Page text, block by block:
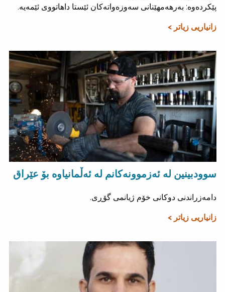
پێکردەوە: بەرهەمهێنانی سەوزەواتەکان ئێستا داهاتووی ئێمەیە.
زانیاریی زیاتر >
سوودبینین لە ئەزموونەکانم لە ئەڵمانیاوە بۆ عێراق
دامەزراندنی دوکانی خۆم ژیانمی گۆڕی.
زانیاریی زیاتر >